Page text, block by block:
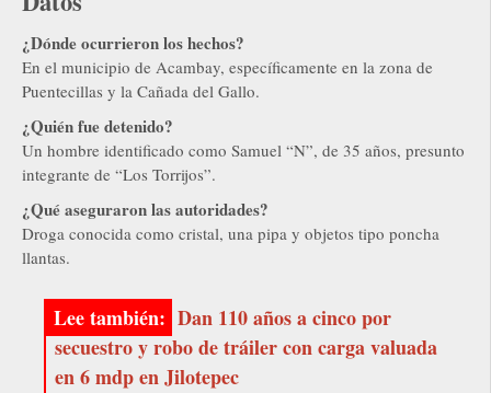
¿Dónde ocurrieron los hechos?
En el municipio de Acambay, específicamente en la zona de
Puentecillas y la Cañada del Gallo.
¿Quién fue detenido?
Un hombre identificado como Samuel “N”, de 35 años, presunto
integrante de “Los Torrijos”.
¿Qué aseguraron las autoridades?
Droga conocida como cristal, una pipa y objetos tipo poncha
llantas.
Dan 110 años a cinco por
secuestro y robo de tráiler con carga valuada
en 6 mdp en Jilotepec